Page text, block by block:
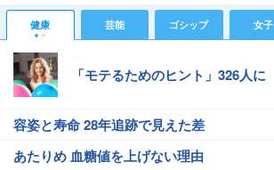
健康 芸能 ゴシップ 女子
「モテるためのヒント」326人に
容姿と寿命 28年追跡で見えた差
あたりめ 血糖値を上げない理由